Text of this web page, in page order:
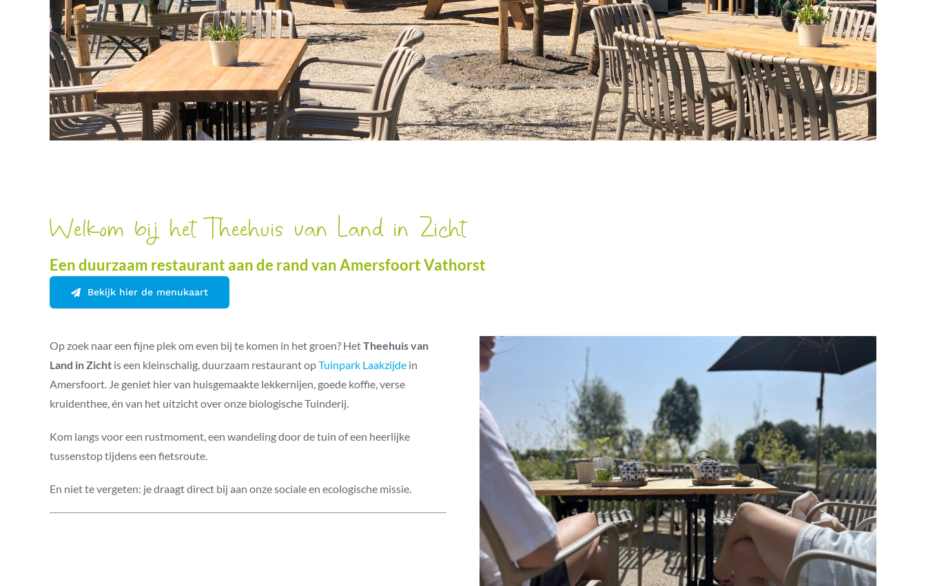
Welkom bij het Theehuis van Land in Zicht
Een duurzaam restaurant aan de rand van Amersfoort Vathorst
Bekijk hier de menukaart
Op zoek naar een fijne plek om even bij te komen in het groen? HetTheehuis van
Land in Zichtis een kleinschalig, duurzaam restaurant opTuinpark Laakzijdein
Amersfoort. Je geniet hier van huisgemaakte lekkernijen, goede koffie, verse
kruidenthee, én van het uitzicht over onze biologische Tuinderij.
Kom langs voor een rustmoment, een wandeling door de tuin of een heerlijke
tussenstop tijdens een fietsroute.
En niet te vergeten: je draagt direct bij aan onze sociale en ecologische missie.